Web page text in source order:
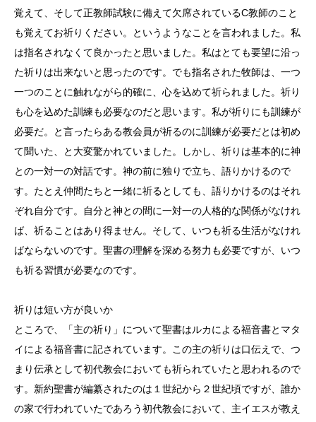
覚えて、そして正教師試験に備えて欠席されているC教師のこと
も覚えてお祈りください。というようなことを言われました。私
は指名されなくて良かったと思いました。私はとても要望に沿っ
た祈りは出来ないと思ったのです。でも指名された牧師は、一つ
一つのことに触れながら的確に、心を込めて祈られました。祈り
も心を込めた訓練も必要なのだと思います。私が祈りにも訓練が
必要だ。と言ったらある教会員が祈るのに訓練が必要だとは初め
て聞いた、と大変驚かれていました。しかし、祈りは基本的に神
との一対一の対話です。神の前に独りで立ち、語りかけるので
す。たとえ仲間たちと一緒に祈るとしても、語りかけるのはそれ
ぞれ自分です。自分と神との間に一対一の人格的な関係がなけれ
ば、祈ることはあり得ません。そして、いつも祈る生活がなけれ
ばならないのです。聖書の理解を深める努力も必要ですが、いつ
も祈る習慣が必要なのです。
祈りは短い方が良いか
ところで、「主の祈り」について聖書はルカによる福音書とマタ
イによる福音書に記されています。この主の祈りは口伝えで、つ
まり伝承として初代教会においても祈られていたと思われるので
す。新約聖書が編纂されたのは１世紀から２世紀頃ですが、誰か
の家で行われていたであろう初代教会において、主イエスが教え